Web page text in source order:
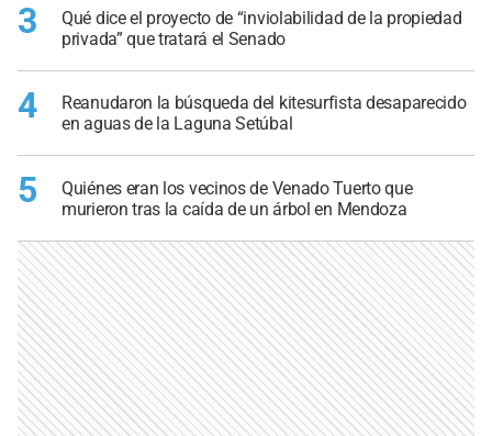
3
Qué dice el proyecto de “inviolabilidad de la propiedad
privada” que tratará el Senado
4
Reanudaron la búsqueda del kitesurfista desaparecido
en aguas de la Laguna Setúbal
5
Quiénes eran los vecinos de Venado Tuerto que
murieron tras la caída de un árbol en Mendoza